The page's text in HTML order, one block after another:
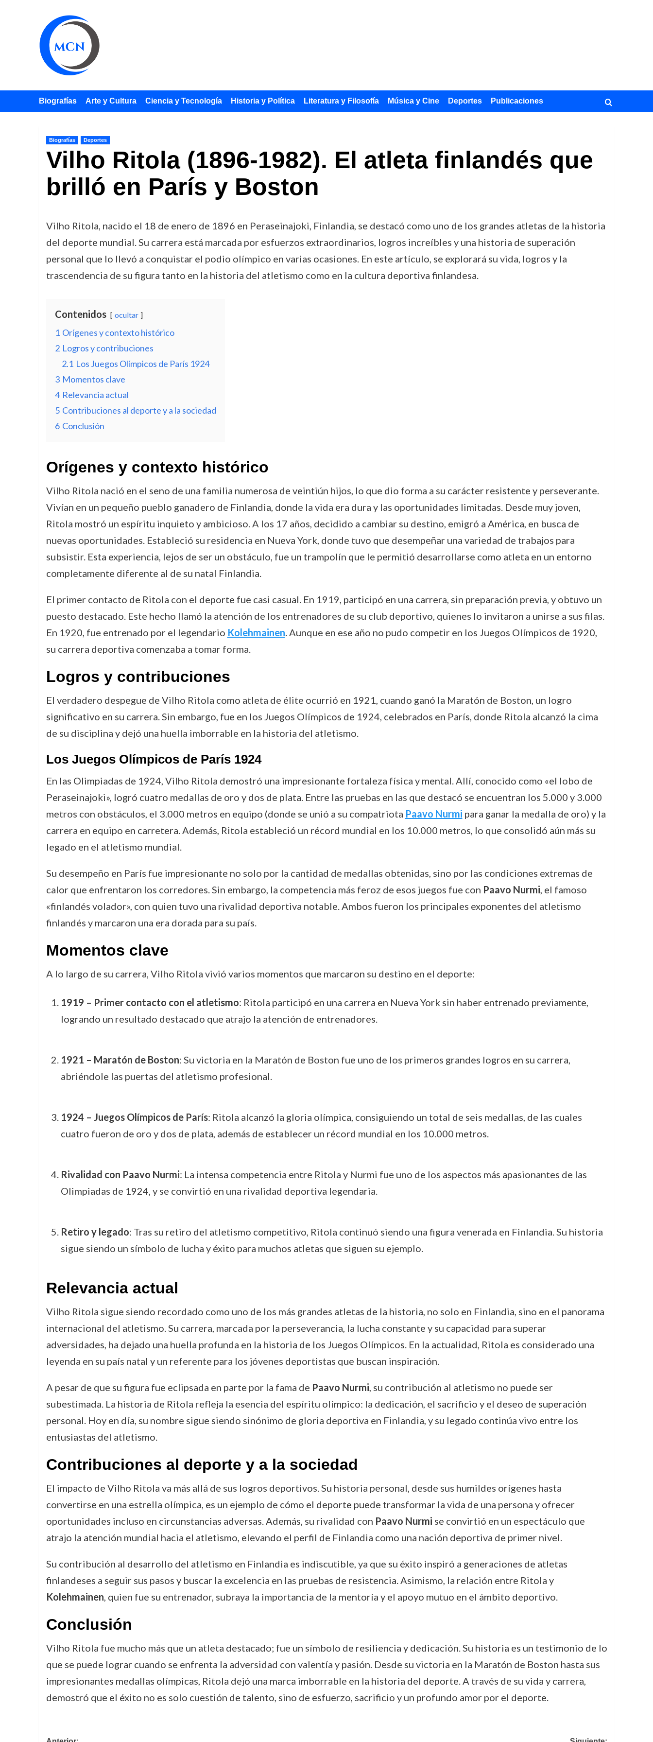
Biografías Arte y Cultura Ciencia y Tecnología Historia y Política Literatura y Filosofía Música y Cine Deportes Publicaciones
Biografías Deportes
Vilho Ritola (1896-1982). El atleta finlandés que
brilló en París y Boston
Vilho Ritola, nacido el 18 de enero de 1896 en Peraseinajoki, Finlandia, se destacó como uno de los grandes atletas de la historia
del deporte mundial. Su carrera está marcada por esfuerzos extraordinarios, logros increíbles y una historia de superación
personal que lo llevó a conquistar el podio olímpico en varias ocasiones. En este artículo, se explorará su vida, logros y la
trascendencia de su figura tanto en la historia del atletismo como en la cultura deportiva finlandesa.
Contenidos ocultar
1 Orígenes y contexto histórico
2 Logros y contribuciones
2.1 Los Juegos Olímpicos de París 1924
3 Momentos clave
4 Relevancia actual
5 Contribuciones al deporte y a la sociedad
6 Conclusión
Orígenes y contexto histórico
Vilho Ritola nació en el seno de una familia numerosa de veintiún hijos, lo que dio forma a su carácter resistente y perseverante.
Vivían en un pequeño pueblo ganadero de Finlandia, donde la vida era dura y las oportunidades limitadas. Desde muy joven,
Ritola mostró un espíritu inquieto y ambicioso. A los 17 años, decidido a cambiar su destino, emigró a América, en busca de
nuevas oportunidades. Estableció su residencia en Nueva York, donde tuvo que desempeñar una variedad de trabajos para
subsistir. Esta experiencia, lejos de ser un obstáculo, fue un trampolín que le permitió desarrollarse como atleta en un entorno
completamente diferente al de su natal Finlandia.
El primer contacto de Ritola con el deporte fue casi casual. En 1919, participó en una carrera, sin preparación previa, y obtuvo un
puesto destacado. Este hecho llamó la atención de los entrenadores de su club deportivo, quienes lo invitaron a unirse a sus filas.
En 1920, fue entrenado por el legendario Kolehmainen. Aunque en ese año no pudo competir en los Juegos Olímpicos de 1920,
su carrera deportiva comenzaba a tomar forma.
Logros y contribuciones
El verdadero despegue de Vilho Ritola como atleta de élite ocurrió en 1921, cuando ganó la Maratón de Boston, un logro
significativo en su carrera. Sin embargo, fue en los Juegos Olímpicos de 1924, celebrados en París, donde Ritola alcanzó la cima
de su disciplina y dejó una huella imborrable en la historia del atletismo.
Los Juegos Olímpicos de París 1924
En las Olimpiadas de 1924, Vilho Ritola demostró una impresionante fortaleza física y mental. Allí, conocido como «el lobo de
Peraseinajoki», logró cuatro medallas de oro y dos de plata. Entre las pruebas en las que destacó se encuentran los 5.000 y 3.000
metros con obstáculos, el 3.000 metros en equipo (donde se unió a su compatriota Paavo Nurmi para ganar la medalla de oro) y la
carrera en equipo en carretera. Además, Ritola estableció un récord mundial en los 10.000 metros, lo que consolidó aún más su
legado en el atletismo mundial.
Su desempeño en París fue impresionante no solo por la cantidad de medallas obtenidas, sino por las condiciones extremas de
calor que enfrentaron los corredores. Sin embargo, la competencia más feroz de esos juegos fue con Paavo Nurmi, el famoso
«finlandés volador», con quien tuvo una rivalidad deportiva notable. Ambos fueron los principales exponentes del atletismo
finlandés y marcaron una era dorada para su país.
Momentos clave
A lo largo de su carrera, Vilho Ritola vivió varios momentos que marcaron su destino en el deporte:
1919 – Primer contacto con el atletismo: Ritola participó en una carrera en Nueva York sin haber entrenado previamente,
logrando un resultado destacado que atrajo la atención de entrenadores.
1921 – Maratón de Boston: Su victoria en la Maratón de Boston fue uno de los primeros grandes logros en su carrera,
abriéndole las puertas del atletismo profesional.
1924 – Juegos Olímpicos de París: Ritola alcanzó la gloria olímpica, consiguiendo un total de seis medallas, de las cuales
cuatro fueron de oro y dos de plata, además de establecer un récord mundial en los 10.000 metros.
Rivalidad con Paavo Nurmi: La intensa competencia entre Ritola y Nurmi fue uno de los aspectos más apasionantes de las
Olimpiadas de 1924, y se convirtió en una rivalidad deportiva legendaria.
Retiro y legado: Tras su retiro del atletismo competitivo, Ritola continuó siendo una figura venerada en Finlandia. Su historia
sigue siendo un símbolo de lucha y éxito para muchos atletas que siguen su ejemplo.
Relevancia actual
Vilho Ritola sigue siendo recordado como uno de los más grandes atletas de la historia, no solo en Finlandia, sino en el panorama
internacional del atletismo. Su carrera, marcada por la perseverancia, la lucha constante y su capacidad para superar
adversidades, ha dejado una huella profunda en la historia de los Juegos Olímpicos. En la actualidad, Ritola es considerado una
leyenda en su país natal y un referente para los jóvenes deportistas que buscan inspiración.
A pesar de que su figura fue eclipsada en parte por la fama de Paavo Nurmi, su contribución al atletismo no puede ser
subestimada. La historia de Ritola refleja la esencia del espíritu olímpico: la dedicación, el sacrificio y el deseo de superación
personal. Hoy en día, su nombre sigue siendo sinónimo de gloria deportiva en Finlandia, y su legado continúa vivo entre los
entusiastas del atletismo.
Contribuciones al deporte y a la sociedad
El impacto de Vilho Ritola va más allá de sus logros deportivos. Su historia personal, desde sus humildes orígenes hasta
convertirse en una estrella olímpica, es un ejemplo de cómo el deporte puede transformar la vida de una persona y ofrecer
oportunidades incluso en circunstancias adversas. Además, su rivalidad con Paavo Nurmi se convirtió en un espectáculo que
atrajo la atención mundial hacia el atletismo, elevando el perfil de Finlandia como una nación deportiva de primer nivel.
Su contribución al desarrollo del atletismo en Finlandia es indiscutible, ya que su éxito inspiró a generaciones de atletas
finlandeses a seguir sus pasos y buscar la excelencia en las pruebas de resistencia. Asimismo, la relación entre Ritola y
Kolehmainen, quien fue su entrenador, subraya la importancia de la mentoría y el apoyo mutuo en el ámbito deportivo.
Conclusión
Vilho Ritola fue mucho más que un atleta destacado; fue un símbolo de resiliencia y dedicación. Su historia es un testimonio de lo
que se puede lograr cuando se enfrenta la adversidad con valentía y pasión. Desde su victoria en la Maratón de Boston hasta sus
impresionantes medallas olímpicas, Ritola dejó una marca imborrable en la historia del deporte. A través de su vida y carrera,
demostró que el éxito no es solo cuestión de talento, sino de esfuerzo, sacrificio y un profundo amor por el deporte.